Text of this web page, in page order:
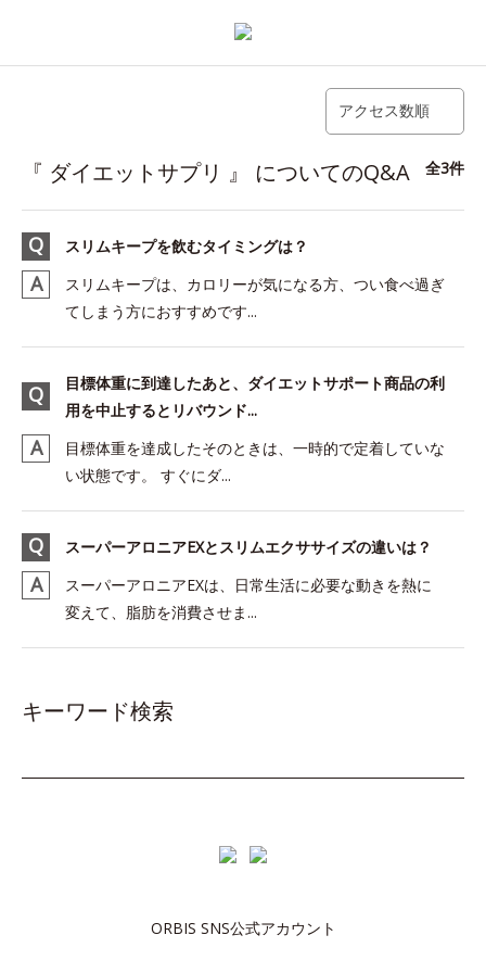
アクセス数順
『 ダイエットサプリ 』 についてのQ&A 全3件
スリムキープを飲むタイミングは？
スリムキープは、カロリーが気になる方、つい食べ過ぎ
てしまう方におすすめです...
目標体重に到達したあと、ダイエットサポート商品の利
用を中止するとリバウンド...
目標体重を達成したそのときは、一時的で定着していな
い状態です。 すぐにダ...
スーパーアロニアEXとスリムエクササイズの違いは？
スーパーアロニアEXは、日常生活に必要な動きを熱に
変えて、脂肪を消費させま...
キーワード検索
ORBIS SNS公式アカウント